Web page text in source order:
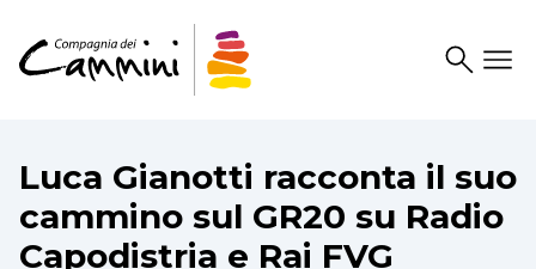
SearchDrawer
Luca Gianotti racconta il suo
cammino sul GR20 su Radio
Capodistria e Rai FVG